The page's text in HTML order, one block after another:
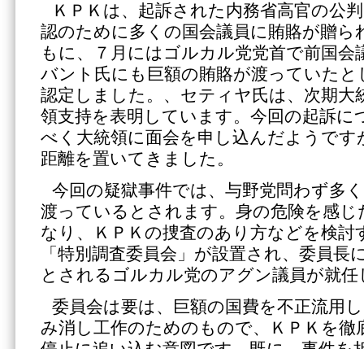
ＫＰＫは、起訴された内務省高官の公
認のために多くの国会議員に賄賂が贈ら
もに、７月にはゴルカル党党首で前国会
バント氏にも巨額の賄賂が渡っていたと
認定しました。、セティヤ氏は、次期大
領支持を表明しています。今回の起訴に
べく大統領に面会を申し込んだようです
距離を置いてきました。
今回の疑獄事件では、与野党問わず多
渡っているとされます。身の危険を感じ
なり、ＫＰＫの捜査のあり方などを検討
「特別調査委員会」が設置され、委員長
とされるゴルカル党のアグン議員が就
委員会は要は、巨額の国費を不正流用
み消し工作のためのもので、ＫＰＫを徹